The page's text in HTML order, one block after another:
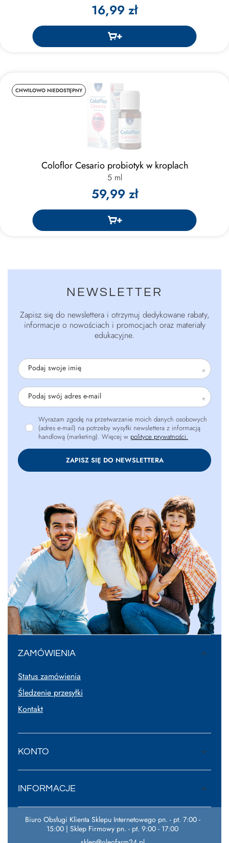
16,99 zł
CHWILOWO NIEDOSTĘPNY
Coloflor Cesario probiotyk w kroplach
5 ml
59,99 zł
NEWSLETTER
Zapisz się do newslettera i otrzymuj dedykowane rabaty,
informacje o nowościach i promocjach oraz materiały
edukacyjne.
Podaj swoje imię
Podaj swój adres e-mail
Wyrażam zgodę na przetwarzanie moich danych osobowych
(adres e-mail) na potrzeby wysyłki newslettera z informacją
handlową (marketing). Więcej w polityce prywatności.
ZAPISZ SIĘ DO NEWSLETTERA
ZAMÓWIENIA
Status zamówienia
Śledzenie przesyłki
Kontakt
KONTO
INFORMACJE
Biuro Obsługi Klienta Sklepu Internetowego pn. - pt. 7:00 -
15:00 | Sklep Firmowy pn. - pt. 9:00 - 17:00